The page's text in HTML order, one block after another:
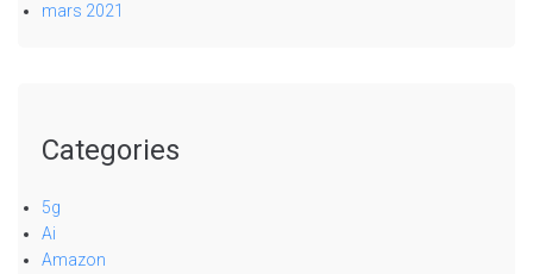
mars 2021
Categories
5g
Ai
Amazon